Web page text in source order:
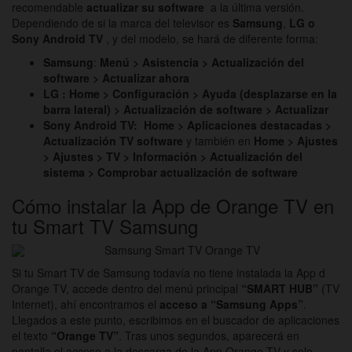
recomendable actualizar su software a la última versión.
Dependiendo de si la marca del televisor es Samsung, LG o
Sony Android TV , y del modelo, se hará de diferente forma:
Samsung: Menú > Asistencia > Actualización del
software > Actualizar ahora
LG : Home > Configuración > Ayuda (desplazarse en la
barra lateral) > Actualización de software > Actualizar
Sony Android TV: Home > Aplicaciones destacadas >
Actualización TV software y también en Home > Ajustes
> Ajustes > TV > Información > Actualización del
sistema > Comprobar actualización de software
Cómo instalar la App de Orange TV en
tu Smart TV Samsung
Si tu Smart TV de Samsung todavía no tiene instalada la App d
Orange TV, accede dentro del menú principal “SMART HUB” (TV
Internet), ahí encontramos el acceso a “Samsung Apps”.
Llegados a este punto, escribimos en el buscador de aplicaciones
el texto “Orange TV”. Tras unos segundos, aparecerá en